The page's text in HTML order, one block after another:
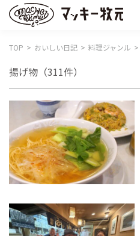
TOP おいしい日記 料理ジャンル
揚げ物 （311件）